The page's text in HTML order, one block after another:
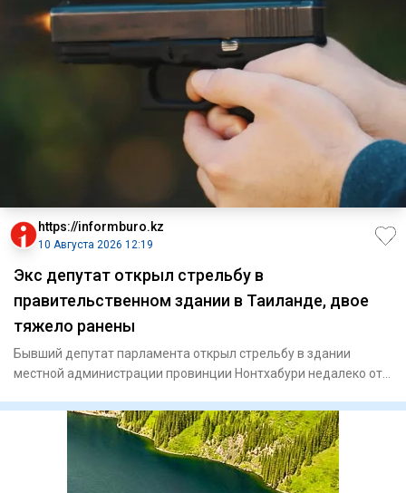
https://informburo.kz
10 Августа 2026 12:19
Экс депутат открыл стрельбу в
правительственном здании в Таиланде, двое
тяжело ранены
Бывший депутат парламента открыл стрельбу в здании
местной администрации провинции Нонтхабури недалеко от